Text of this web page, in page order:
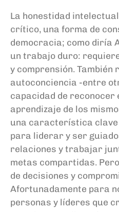
La honestidad
crítico, una forma de
democracia; como diría
un trabajo duro:
y comprensión. También
autoconciencia -entre
capacidad de
aprendizaje de los
una característica
para liderar y ser
relaciones y trabajar
metas compartidas.
de decisiones y
Afortunadamente para
personas y líderes que